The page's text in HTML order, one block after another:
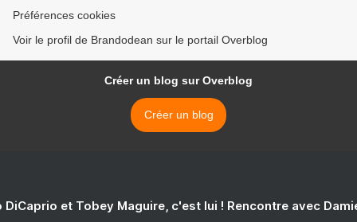
Préférences cookies
Voir le profil de Brandodean sur le portail Overblog
Créer un blog sur Overblog
Créer un blog
DiCaprio et Tobey Maguire, c'est lui ! Rencontre avec